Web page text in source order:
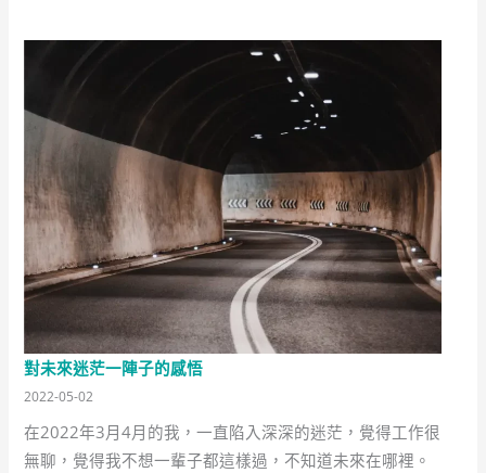
對未來迷茫一陣子的感悟
2022-05-02
在2022年3月4月的我，一直陷入深深的迷茫，覺得工作很
無聊，覺得我不想一輩子都這樣過，不知道未來在哪裡。